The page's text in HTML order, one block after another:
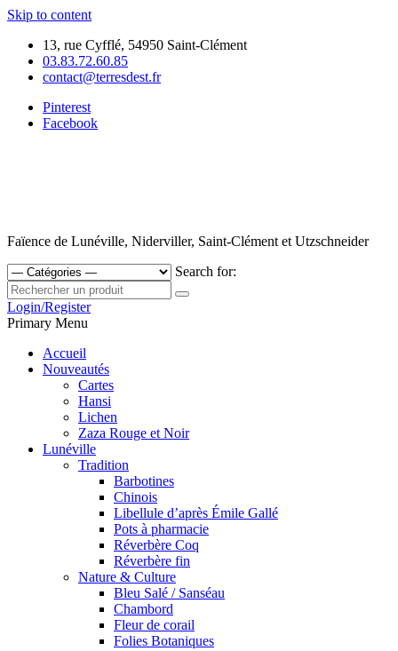
Skip to content
13, rue Cyfflé, 54950 Saint-Clément
03.83.72.60.85
contact@terresdest.fr
Pinterest
Facebook
Faïence de Lunéville, Niderviller, Saint-Clément et Utzschneider
Search for:
Login/Register
Primary Menu
Accueil
Nouveautés
Cartes
Hansi
Lichen
Zaza Rouge et Noir
Lunéville
Tradition
Barbotines
Chinois
Libellule d’après Émile Gallé
Pots à pharmacie
Réverbère Coq
Réverbère fin
Nature & Culture
Bleu Salé / Sanséau
Chambord
Fleur de corail
Folies Botaniques